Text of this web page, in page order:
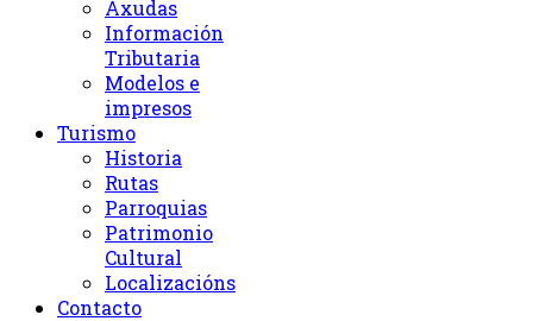
Axudas
Información
Tributaria
Modelos e
impresos
Turismo
Historia
Rutas
Parroquias
Patrimonio
Cultural
Localizacións
Contacto